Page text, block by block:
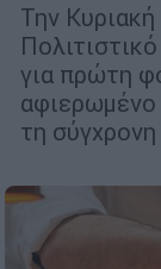
Την
για πρώτη
αφιερωμένο
τη σύγχρονη